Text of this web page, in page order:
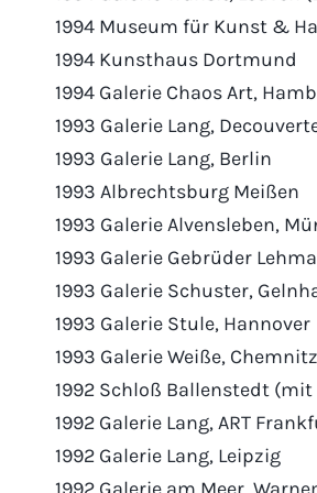
1994 Museum für Kunst &
1994 Kunsthaus Dortmund
1994 Galerie Chaos Art,
1993 Galerie Lang,
1993 Galerie Lang, Berlin
1993 Albrechtsburg Meißen
1993 Galerie Alvensleben,
1993 Galerie Gebrüder
1993 Galerie Schuster,
1993 Galerie Stule, Hannover
1993 Galerie Weiße, Chemnitz
1992 Schloß Ballenstedt (mit
1992 Galerie Lang, ART
1992 Galerie Lang, Leipzig